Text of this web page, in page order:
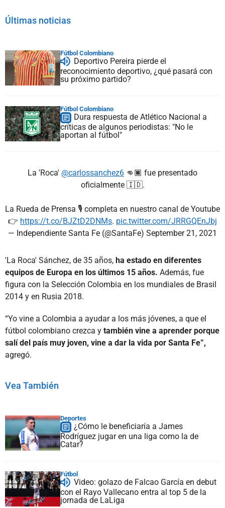
Últimas noticias
Fútbol Colombiano
Deportivo Pereira pierde el
reconocimiento deportivo, ¿qué pasará con
su próximo partido?
Fútbol Colombiano
Dura respuesta de Atlético Nacional a
críticas de algunos periodistas: "No le
aportan al fútbol"
La 'Roca' @carlossanchez6 👊🏿 fue presentado
oficialmente 🇮🇩.
La Rueda de Prensa 🎙️ completa en nuestro canal de Youtube
👉 https://t.co/BJZtD2DNMs. pic.twitter.com/JRRGQEnJbj
— Independiente Santa Fe (@SantaFe) September 21, 2021
'La Roca' Sánchez, de 35 años, ha estado en diferentes
equipos de Europa en los últimos 15 años. Además, fue
figura con la Selección Colombia en los mundiales de Brasil
2014 y en Rusia 2018.
“Yo vine a Colombia a ayudar a los más jóvenes, a que el
fútbol colombiano crezca y también vine a aprender porque
salí del país muy joven, vine a dar la vida por Santa Fe”,
agregó.
Vea También
Deportes
¿Cómo le beneficiaría a James
Rodríguez jugar en una liga como la de
Catar?
Fútbol
Video: golazo de Falcao García en debut
con el Rayo Vallecano entra al top 5 de la
jornada de LaLiga